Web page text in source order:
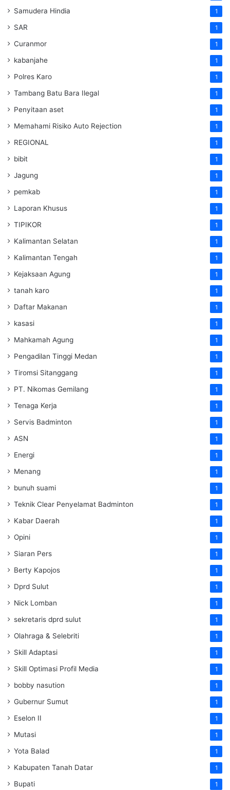
Samudera Hindia 1
SAR 1
Curanmor 1
kabanjahe 1
Polres Karo 1
Tambang Batu Bara Ilegal 1
Penyitaan aset 1
Memahami Risiko Auto Rejection 1
REGIONAL 1
bibit 1
Jagung 1
pemkab 1
Laporan Khusus 1
TIPIKOR 1
Kalimantan Selatan 1
Kalimantan Tengah 1
Kejaksaan Agung 1
tanah karo 1
Daftar Makanan 1
kasasi 1
Mahkamah Agung 1
Pengadilan Tinggi Medan 1
Tiromsi Sitanggang 1
PT. Nikomas Gemilang 1
Tenaga Kerja 1
Servis Badminton 1
ASN 1
Energi 1
Menang 1
bunuh suami 1
Teknik Clear Penyelamat Badminton 1
Kabar Daerah 1
Opini 1
Siaran Pers 1
Berty Kapojos 1
Dprd Sulut 1
Nick Lomban 1
sekretaris dprd sulut 1
Olahraga & Selebriti 1
Skill Adaptasi 1
Skill Optimasi Profil Media 1
bobby nasution 1
Gubernur Sumut 1
Eselon II 1
Mutasi 1
Yota Balad 1
Kabupaten Tanah Datar 1
Bupati 1